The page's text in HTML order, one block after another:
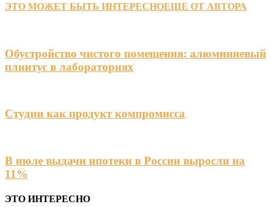
ЭТО МОЖЕТ БЫТЬ ИНТЕРЕСНОЕЩЕ ОТ АВТОРА
Обустройство чистого помещения: алюминиевый
плинтус в лабораториях
Студии как продукт компромисса
В июле выдачи ипотеки в России выросли на
11%
ЭТО ИНТЕРЕСНО